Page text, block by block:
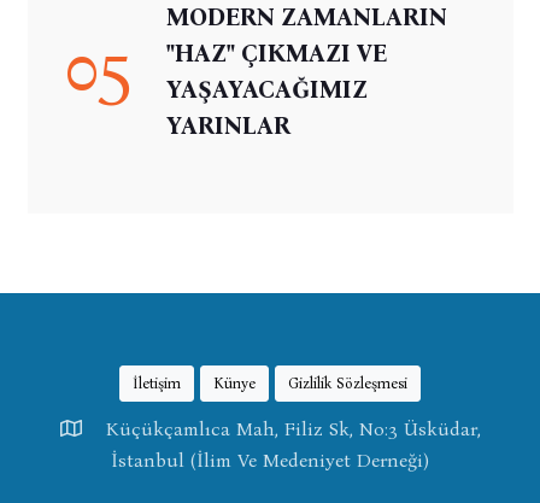
05
MODERN ZAMANLARIN
"HAZ" ÇIKMAZI VE
YAŞAYACAĞIMIZ
YARINLAR
İletişim Künye Gizlilik Sözleşmesi
Küçükçamlıca Mah, Filiz Sk, No:3 Üsküdar,
İstanbul (İlim Ve Medeniyet Derneği)